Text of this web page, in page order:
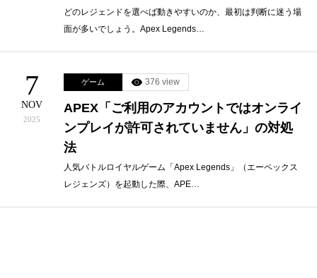
どのレジェンドを選べば動きやすいのか、最初は判断に迷う場
面が多いでしょう。Apex Legends…
7
NOV
2025
ゲーム 376 view
APEX「ご利用のアカウントではオンライ
ンプレイが許可されていません」の対処
法
人気バトルロイヤルゲーム「Apex Legends」（エーペックス
レジェンズ）を起動した際、APE…